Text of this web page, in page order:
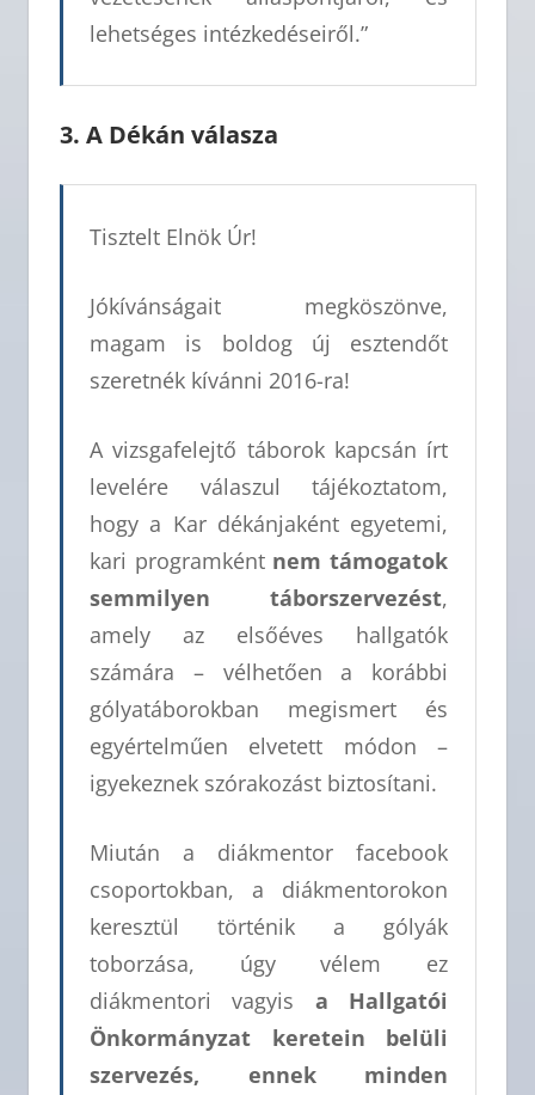
lehetséges intézkedéseiről.”
3. A Dékán válasza
Tisztelt Elnök Úr!
Jókívánságait megköszönve,
magam is boldog új esztendőt
szeretnék kívánni 2016-ra!
A vizsgafelejtő táborok kapcsán írt
levelére válaszul tájékoztatom,
hogy a Kar dékánjaként egyetemi,
kari programként nem támogatok
semmilyen táborszervezést,
amely az elsőéves hallgatók
számára – vélhetően a korábbi
gólyatáborokban megismert és
egyértelműen elvetett módon –
igyekeznek szórakozást biztosítani.
Miután a diákmentor facebook
csoportokban, a diákmentorokon
keresztül történik a gólyák
toborzása, úgy vélem ez
diákmentori vagyis a Hallgatói
Önkormányzat keretein belüli
szervezés, ennek minden